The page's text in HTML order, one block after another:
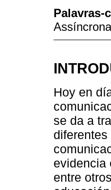
Palavras-
Hoy en
se da a
evidencia
entre